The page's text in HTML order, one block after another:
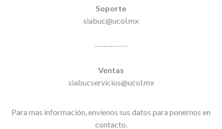
Soporte
siabuc@ucol.mx
-----------
Ventas
siabucservicios@ucol.mx
Para mas información, envíenos sus datos para ponernos en
contacto.